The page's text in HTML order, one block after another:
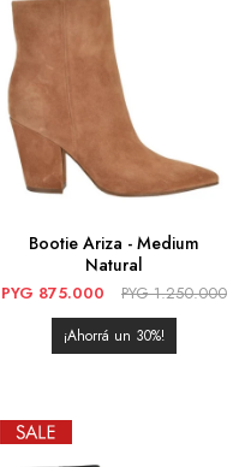
Bootie Ariza - Medium
Natural
PYG 875.000 PYG 1.250.000
30